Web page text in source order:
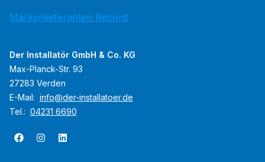
Markenlieferanten Record
Der Installatör GmbH & Co. KG
Max-Planck-Str. 93
27283 Verden
E-Mail: info@der-installatoer.de
Tel.: 04231 6690